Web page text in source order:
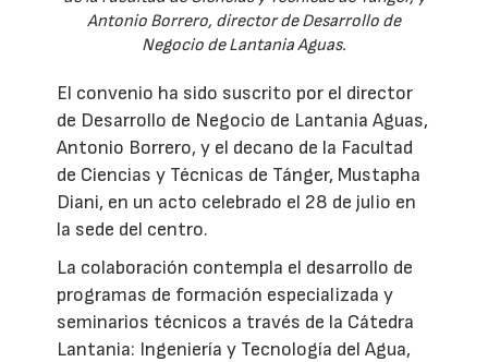
Antonio Borrero, director de Desarrollo de
Negocio de Lantania Aguas.
El convenio ha sido suscrito por el director
de Desarrollo de Negocio de Lantania Aguas,
Antonio Borrero, y el decano de la Facultad
de Ciencias y Técnicas de Tánger, Mustapha
Diani, en un acto celebrado el 28 de julio en
la sede del centro.
La colaboración contempla el desarrollo de
programas de formación especializada y
seminarios técnicos a través de la Cátedra
Lantania: Ingeniería y Tecnología del Agua,